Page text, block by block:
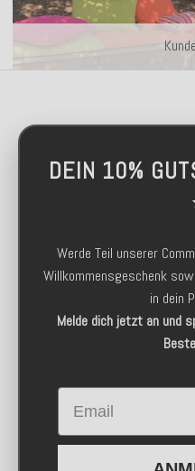
DEIN 10%
Werde Teil unserer
Willkommensgeschenk
in dein
Melde dich jetzt an und
Email